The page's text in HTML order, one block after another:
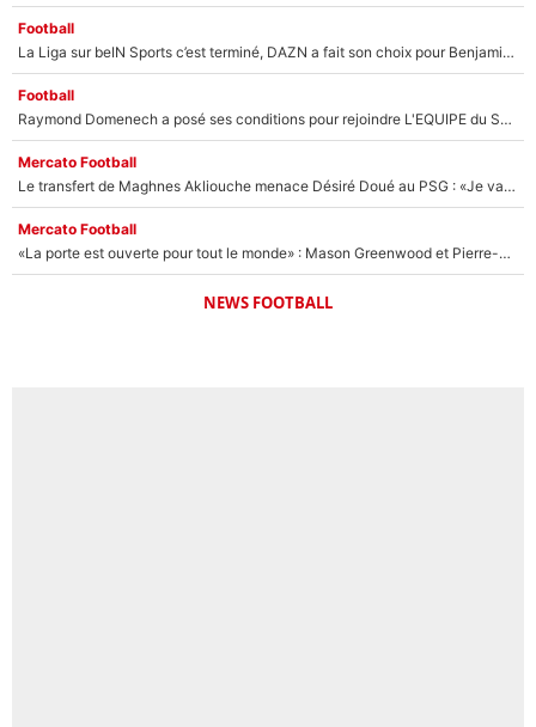
Football
La Liga sur beIN Sports c’est terminé, DAZN a fait son choix pour Benjamin Da Silva et Omar Da Fonseca !
Football
Raymond Domenech a posé ses conditions pour rejoindre L'EQUIPE du Soir : Il refuse de faire l'émission avec un autre chroniqueur !
Mercato Football
Le transfert de Maghnes Akliouche menace Désiré Doué au PSG : «Je valide à 200%»
Mercato Football
«La porte est ouverte pour tout le monde» : Mason Greenwood et Pierre-Emerick Aubameyang ont quitté l'OM, Amine Gouiri balance sur la suite du mercato et sur la réaction du vestiaire !
NEWS FOOTBALL